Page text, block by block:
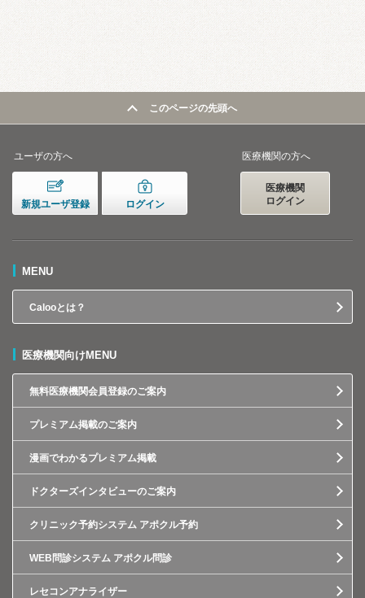
このページの先頭へ
ユーザの方へ
新規ユーザ登録 ログイン
医療機関の方へ
医療機関
ログイン
MENU
Calooとは？
医療機関向けMENU
無料医療機関会員登録のご案内
プレミアム掲載のご案内
漫画でわかるプレミアム掲載
ドクターズインタビューのご案内
クリニック予約システム アポクル予約
WEB問診システム アポクル問診
レセコンアナライザー